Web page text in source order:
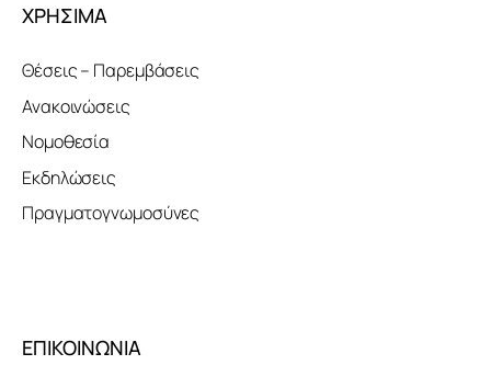
ΧΡΗΣΙΜΑ
Θέσεις – Παρεμβάσεις
Ανακοινώσεις
Νομοθεσία
Εκδηλώσεις
Πραγματογνωμοσύνες
ΕΠΙΚΟΙΝΩΝΙΑ